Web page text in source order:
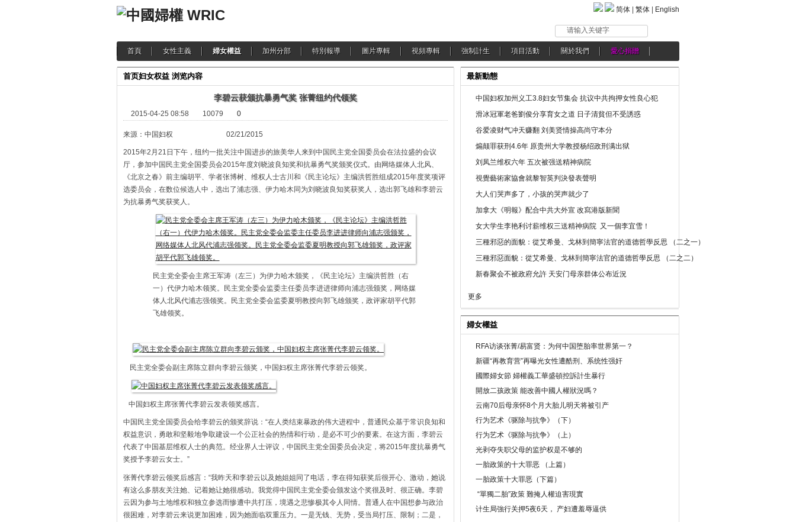
简体 繁体 English
请输入关键字
首頁 女性主義 婦女權益 加州分部 特別報導 圖片專輯 視頻專輯 強制計生 項目活動 關於我們 愛心捐贈
首页妇女权益 浏览内容
李碧云获颁抗暴勇气奖 张菁纽约代领奖
2015-04-25 08:58 10079 0
来源：中国妇权 02/21/2015
2015年2月21日下午，纽约一批关注中国进步的旅美华人来到中国民主党全国委员会在法拉盛的会议
厅，参加中国民主党全国委员会2015年度刘晓波良知奖和抗暴勇气奖颁奖仪式。由网络媒体人北风、
《北京之春》前主编胡平、学者张博树、维权人士古川和《民主论坛》主编洪哲胜组成2015年度奖项评
选委员会，在数位候选人中，选出了浦志强、伊力哈木同为刘晓波良知奖获奖人，选出郭飞雄和李碧云
为抗暴勇气奖获奖人。
民主党全委会主席王军涛（左三）为伊力哈木颁奖，《民主论坛》主编洪哲胜（右
一）代伊力哈木领奖。民主党全委会监委主任委员李进进律师向浦志强颁奖，网络媒
体人北风代浦志强领奖。民主党全委会监委夏明教授向郭飞雄颁奖，政评家胡平代郭
飞雄领奖。
民主党全委会副主席陈立群向李碧云颁奖，中国妇权主席张菁代李碧云领奖。
中国妇权主席张菁代李碧云发表领奖感言。
中国民主党全国委员会给李碧云的颁奖辞说：“在人类结束暴政的伟大进程中，普通民众基于常识良知和
权益意识，勇敢和坚毅地争取建设一个公正社会的热情和行动，是必不可少的要素。在这方面，李碧云
代表了中国基层维权人士的典范。经业界人士评议，中国民主党全国委员会决定，将2015年度抗暴勇气
奖授予李碧云女士。”
张菁代李碧云领奖后感言：“我昨天和李碧云以及她姐姐同了电话，李在得知获奖后很开心、激动，她说
有这么多朋友关注她、记着她让她很感动。我觉得中国民主党全委会颁发这个奖很及时、很正确。李碧
云因为参与土地维权和独立参选而惨遭中共打压，境遇之悲惨极其令人同情。普通人在中国想参与政治
很困难，对李碧云来说更加困难，因为她面临双重压力。一是无钱、无势，受当局打压、限制；二是，
最新動態
中国妇权加州义工3.8妇女节集会 抗议中共拘押女性良心犯
滑冰冠軍老爸劉俊分享育女之道 日子清貧但不受誘惑
谷爱凌财气冲天赚翻 刘美贤情操高尚守本分
煽颠罪获刑4.6年 原贵州大学教授杨绍政刑满出狱
刘凤兰维权六年 五次被强送精神病院
視覺藝術家協會就黎智英判決發表聲明
大人们哭声多了，小孩的哭声就少了
加拿大《明報》配合中共大外宣 改寫港版新聞
女大学生李艳利讨薪维权三送精神病院 又一個李宜雪！
三種邪惡的面貌：從艾希曼、戈林到簡寧法官的道德哲學反思 （二之一）
三種邪惡面貌：從艾希曼、戈林到簡寧法官的道德哲學反思 （二之二）
新春聚会不被政府允許 天安门母亲群体公布近況
更多
婦女權益
RFA访谈张菁/易富贤：为何中国堕胎率世界第一？
新疆“再教育营”再曝光女性遭酷刑、系统性强奸
國際婦女節 婦權義工華盛頓控訴計生暴行
開放二孩政策 能改善中國人權狀況嗎？
云南70后母亲怀8个月大胎儿明天将被引产
行为艺术《驱除与抗争》（下）
行为艺术《驱除与抗争》（上）
光剥夺失职父母的监护权是不够的
一胎政策的十大罪恶 （上篇）
一胎政策十大罪恶（下篇）
“單獨二胎”政策 難掩人權迫害現實
计生局強行关押5夜6天， 产妇遭羞辱逼供